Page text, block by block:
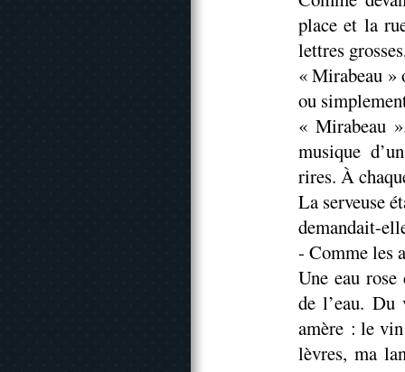
place et la
lettres
« Mirabeau »
ou
« Mirabeau
musique
rires. À
La serveuse
demandait-
- Comme les
Une eau
de l’eau. Du
amère : le
lèvres, ma